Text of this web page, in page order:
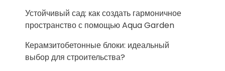
Устойчивый сад: как создать гармоничное
пространство с помощью Aqua Garden
Керамзитобетонные блоки: идеальный
выбор для строительства?